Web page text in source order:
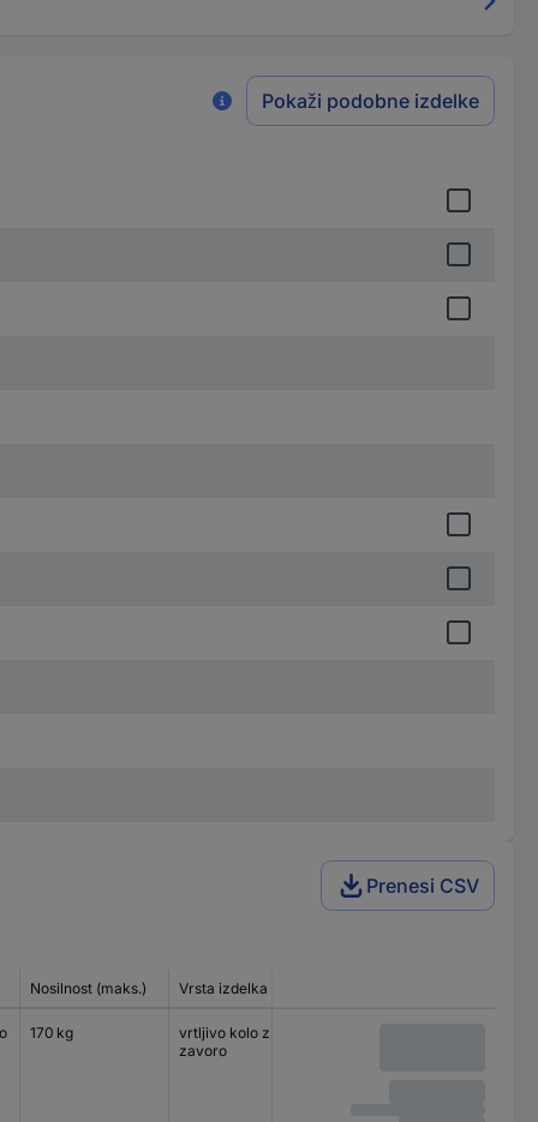
Pokaži podobne izdelke
Prenesi CSV
Nosilnost (maks.) Vrsta izdelka
170 kg
vrtljivo kolo z
zavoro